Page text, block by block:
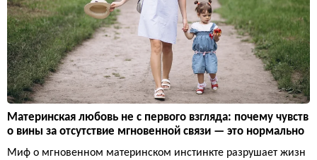
Материнская любовь не с первого взгляда: почему чувств
о вины за отсутствие мгновенной связи — это нормально
Миф о мгновенном материнском инстинкте разрушает жизн